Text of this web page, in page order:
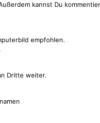
kannst Du
empfohlen.
Dritte weiter.